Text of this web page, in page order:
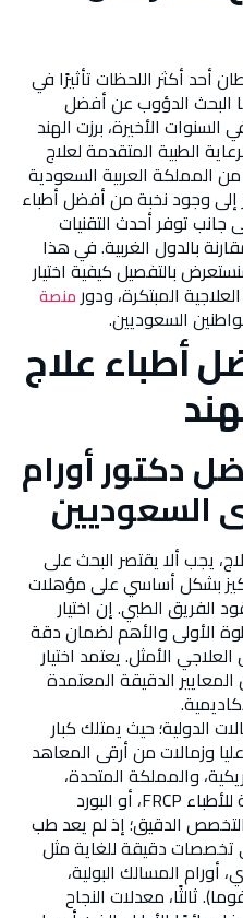
أحد أكثر اللحظات تأثيرًا في
البحث الدؤوب عن أفضل
السنوات الأخيرة، برزت الهند
الطبية المتقدمة لعلاج
المملكة العربية السعودية
إلى وجود نخبة من أفضل أطباء
جانب توفر أحدث التقنيات
بالدول الغربية. في هذا
بالتفصيل كيفية اختيار
المبتكرة، ودورمنصة
السعوديين.
أطباء علاج
دكتور أورام
السعوديين
يجب ألا يقتصر البحث على
بشكل أساسي على مؤهلات
الفريق الطبي. إن اختيار
الأولى والأهم لضمان دقة
الأمثل. يعتمد اختيار
الدقيقة المعتمدة
الدولية؛ حيث يمتلك كبار
وزمالات من أرقى المعاهد
والمملكة المتحدة،
وأوروبا (مثل زمالة الكلية الملكية للأطباء FRCP، أو البورد
التخصص الدقيق؛ إذ لم يعد طب
تخصصات دقيقة للغاية مثل
أورام المسالك البولية،
ثالثًا، معدلات النجاح